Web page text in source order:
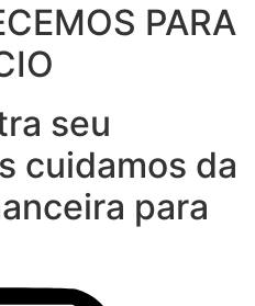
PARA
seu
cuidamos da
para